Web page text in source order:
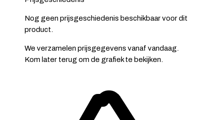
Nog geen prijsgeschiedenis beschikbaar voor dit
product.
We verzamelen prijsgegevens vanaf vandaag.
Kom later terug om de grafiek te bekijken.